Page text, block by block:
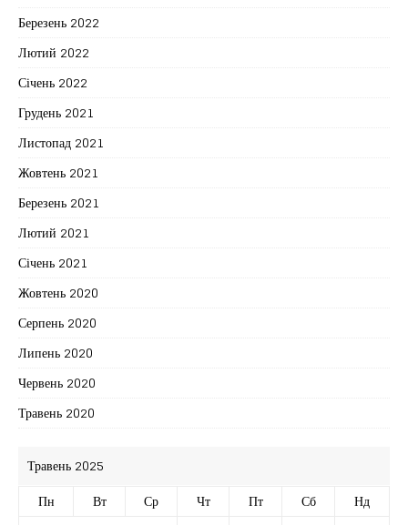
Березень 2022
Лютий 2022
Січень 2022
Грудень 2021
Листопад 2021
Жовтень 2021
Березень 2021
Лютий 2021
Січень 2021
Жовтень 2020
Серпень 2020
Липень 2020
Червень 2020
Травень 2020
Травень 2025
Пн
Вт Ср Чт Пт Сб
Нд